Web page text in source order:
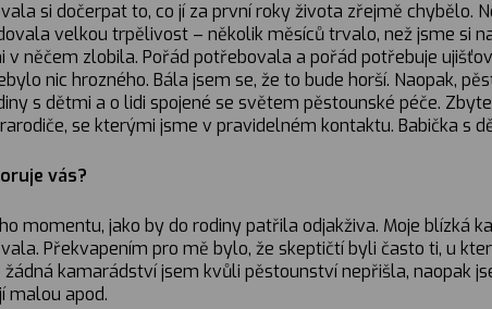
si dočerpat to, co jí za první roky života zřejmě chybělo.
velkou trpělivost – několik měsíců trvalo, než jsme si
v něčem zlobila. Pořád potřebovala a pořád potřebuje
nic hrozného. Bála jsem se, že to bude horší. Naopak,
s dětmi a o lidi spojené se světem pěstounské péče.
se kterými jsme v pravidelném kontaktu. Babička s
vás?
momentu, jako by do rodiny patřila odjakživa. Moje blízká
Překvapením pro mě bylo, že skeptičtí byli často ti, u
kamarádství jsem kvůli pěstounství nepřišla, naopak
malou apod.